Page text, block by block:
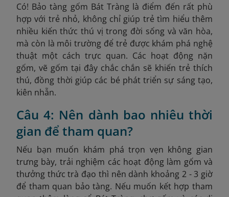
Có! Bảo tàng gốm Bát Tràng là điểm đến rất phù
hợp với trẻ nhỏ, không chỉ giúp trẻ tìm hiểu thêm
nhiều kiến thức thú vị trong đời sống và văn hòa,
mà còn là môi trường để trẻ được khám phá nghệ
thuật một cách trực quan. Các hoạt động nặn
gốm, vẽ gốm tại đây chắc chắn sẽ khiến trẻ thích
thú, đồng thời giúp các bé phát triển sự sáng tạo,
kiên nhẫn.
Câu 4: Nên dành bao nhiêu thời
gian để tham quan?
Nếu bạn muốn khám phá trọn vẹn không gian
trưng bày, trải nghiệm các hoạt động làm gốm và
thưởng thức trà đạo thì nên dành khoảng 2 - 3 giờ
để tham quan bảo tàng. Nếu muốn kết hợp tham